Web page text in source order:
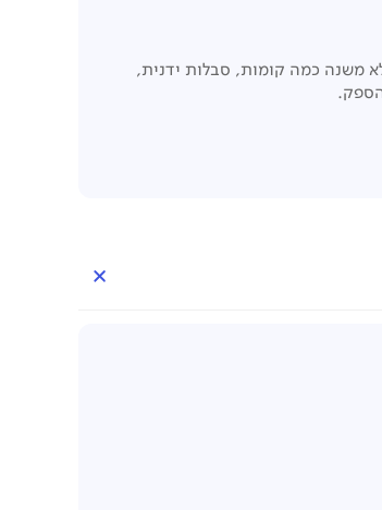
משנה כמה קומות, סבלות ידנית,